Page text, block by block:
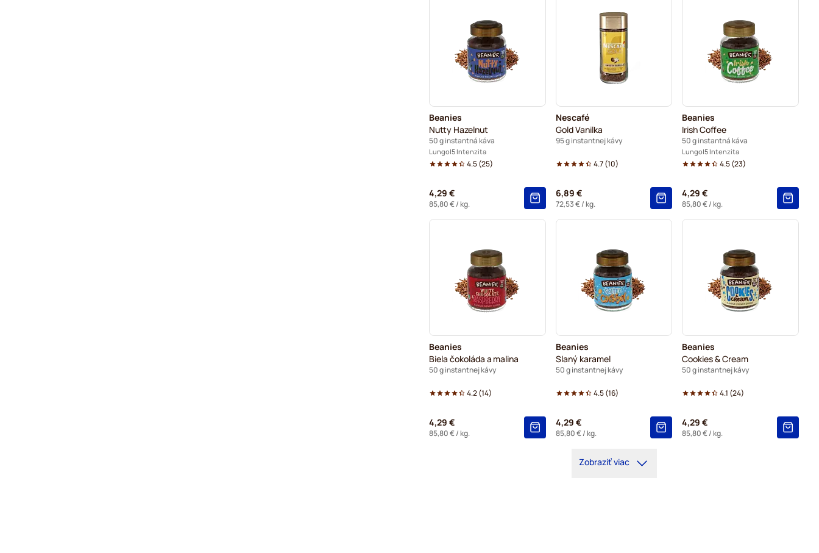
Beanies
Nutty Hazelnut
50 g instantná káva
Lungo 5 Intenzita
4.5(25)
4,29 €
85,80 €/ kg.
Nescafé
Gold Vanilka
95 g instantnej kávy
4.7(10)
6,89 €
72,53 €/ kg.
Beanies
Irish Coffee
50 g instantná káva
Lungo 5 Intenzita
4.5(23)
4,29 €
85,80 €/ kg.
Beanies
Biela čokoláda a malina
50 g instantnej kávy
4.2(14)
4,29 €
85,80 €/ kg.
Beanies
Slaný karamel
50 g instantnej kávy
4.5(16)
4,29 €
85,80 €/ kg.
Beanies
Cookies & Cream
50 g instantnej kávy
4.1 (24)
4,29 €
85,80 €/ kg.
Zobraziť viac